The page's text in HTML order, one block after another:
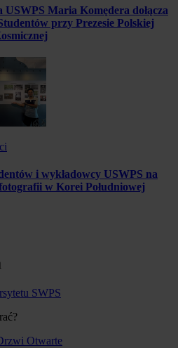
USWPS Maria Komędera dołącza
przy Prezesie Polskiej
i wykładowcy USWPS na
w Korei Południowej
SWPS
Otwarte